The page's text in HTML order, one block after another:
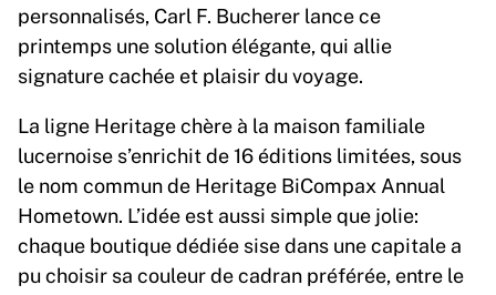
personnalisés, Carl F. Bucherer lance ce
printemps une solution élégante, qui allie
signature cachée et plaisir du voyage.
La ligne Heritage chère à la maison familiale
lucernoise s’enrichit de 16 éditions limitées, sous
le nom commun de Heritage BiCompax Annual
Hometown. L’idée est aussi simple que jolie:
chaque boutique dédiée sise dans une capitale a
pu choisir sa couleur de cadran préférée, entre le